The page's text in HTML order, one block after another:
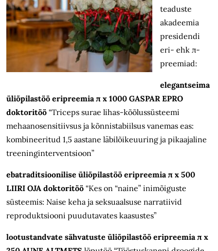
teaduste
akadeemia
presidendi
eri- ehk π-
preemiad:
elegantseima
üliõpilastöö eripreemia π x 1000 GASPAR EPRO
doktoritöö “Triceps surae lihas-kõõlussüsteemi
mehaanosensitiivsus ja kõnnistabiilsus vanemas eas:
kombineeritud 1,5 aastane läbilõikeuuring ja pikaajaline
treeninginterventsioon”
ebatraditsioonilise üliõpilastöö eripreemia π x 500
LIIRI OJA doktoritöö “Kes on “naine” inimõiguste
süsteemis: Naise keha ja seksuaalsuse narratiivid
reproduktsiooni puudutavates kaasustes”
lootustandvate sähvatuste üliõpilastöö eripreemia π x